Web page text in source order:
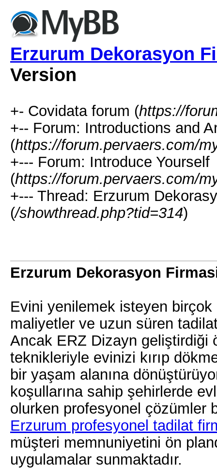
Erzurum Dekorasyon
Version
+- Covidata forum (https://
+-- Forum: Introductions and
(https://forum.pervaers.com/
+--- Forum: Introduce Yourself
(https://forum.pervaers.com/
+--- Thread: Erzurum
(/showthread.php?tid=314)
Erzurum Dekorasyon
Evini yenilemek isteyen
maliyetler ve uzun süren
Ancak ERZ Dizayn geliştirdiği
teknikleriyle evinizi kırıp
bir yaşam alanına
koşullarına sahip şehirlerde
olurken profesyonel çözümler
Erzurum profesyonel tadilat
müşteri memnuniyetini ön
uygulamalar sunmaktadır.